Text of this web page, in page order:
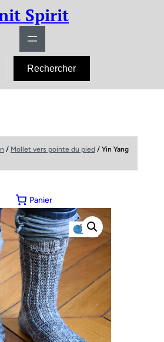
Spirit
Rechercher
/ Mollet vers pointe du pied / Yin Yang
Panier